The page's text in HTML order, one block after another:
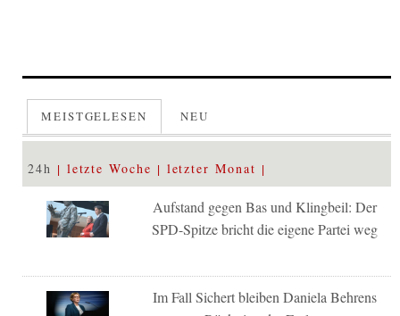
MEISTGELESEN NEU
24h letzte Woche letzter Monat
Aufstand gegen Bas und Klingbeil: Der
SPD-Spitze bricht die eigene Partei weg
Im Fall Sichert bleiben Daniela Behrens